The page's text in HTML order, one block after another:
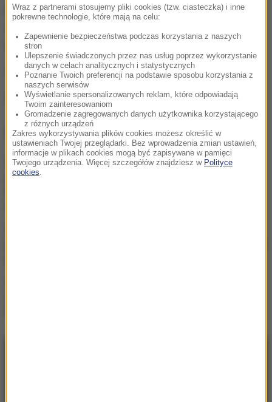
bluźnierczą. Ówczesny przywódca religijny Iranu
który ukrywał się przez 9 lat.
(mpw)
Źródło: PAP
NAJWAŻNIEJSZE FAKTY
Chcą zbudować
Wraz z partnerami stosujemy pliki cookies (tzw. ciasteczka) i inne
pokrewne technologie, które mają na celu:
Zapewnienie bezpieczeństwa podczas korzystania z naszych
stron
Ulepszenie świadczonych przez nas usług poprzez wykorzystanie
danych w celach analitycznych i statystycznych
Poznanie Twoich preferencji na podstawie sposobu korzystania z
naszych serwisów
Wyświetlanie spersonalizowanych reklam, które odpowiadają
Twoim zainteresowaniom
Gromadzenie zagregowanych danych użytkownika korzystającego
z różnych urządzeń
Zakres wykorzystywania plików cookies możesz określić w
ustawieniach Twojej przeglądarki. Bez wprowadzenia zmian ustawień,
informacje w plikach cookies mogą być zapisywane w pamięci
Twojego urządzenia. Więcej szczegółów znajdziesz w Polityce
cookies.